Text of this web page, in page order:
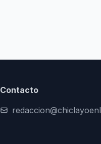
Contacto